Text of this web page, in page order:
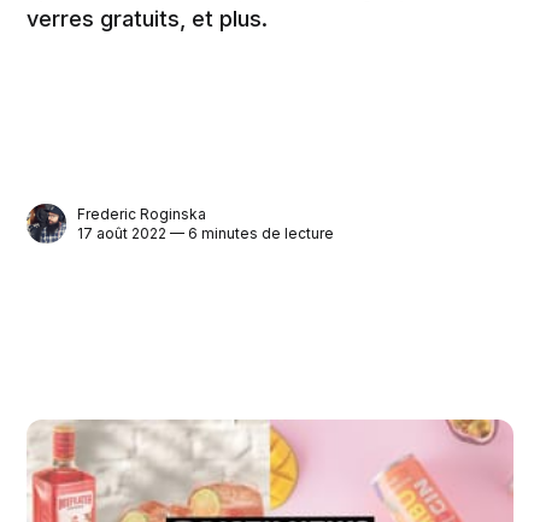
verres gratuits, et plus.
Frederic Roginska
17 août 2022 — 6 minutes de lecture